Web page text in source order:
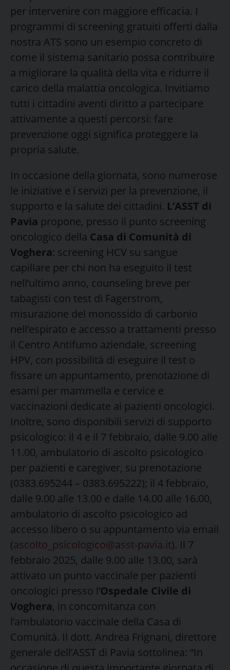
per intervenire con maggiore efficacia. I
programmi di screening gratuiti offerti dalla
nostra ATS sono un esempio concreto di
come il sistema sanitario possa contribuire
a migliorare la qualità della vita e ridurre il
carico della malattia oncologica. Invitiamo
tutti i cittadini aventi diritto a partecipare
attivamente a questi percorsi: fare
prevenzione oggi significa proteggere la
propria salute.
In occasione della giornata, sono numerose
le iniziative e i servizi per la prevenzione, il
supporto e la salute dei cittadini. L’ASST di
Pavia propone, presso il punto screening
oncologico della Casa di Comunità di
Voghera: screening HCV su sangue
capillare per chi non ha eseguito il test
nell’ultimo anno, counseling breve per
tabagisti con test di Fagerstrom,
misurazione del monossido di carbonio
nell’espirato e accesso a trattamenti presso
il Centro Antifumo aziendale, screening
HPV, con possibilità di eseguire il test o
fissare un appuntamento, prenotazione di
esami per mammella e cervice e
vaccinazioni dedicate ai pazienti oncologici.
Inoltre, sono disponibili servizi di supporto
psicologico: il 4 e il 7 febbraio, dalle 9.00 alle
11.00, ambulatorio di ascolto psicologico
per pazienti e caregiver, su prenotazione
(0383.695244 – 0383.695222); il 4 febbraio,
dalle 9.00 alle 13.00 e dalle 14.00 alle 16.00,
ambulatorio di ascolto psicologico ad
accesso libero o su appuntamento via email
(ascolto_psicologico@asst-pavia.it). Il 7
febbraio 2025, dalle 9.00 alle 13.00, sarà
attivato un punto vaccinale per pazienti
oncologici presso l’Ospedale Civile di
Voghera, in concomitanza con
l’ambulatorio vaccinale della Casa di
Comunità. Il dott. Andrea Frignani, direttore
generale dell’ASST di Pavia sottolinea: “In